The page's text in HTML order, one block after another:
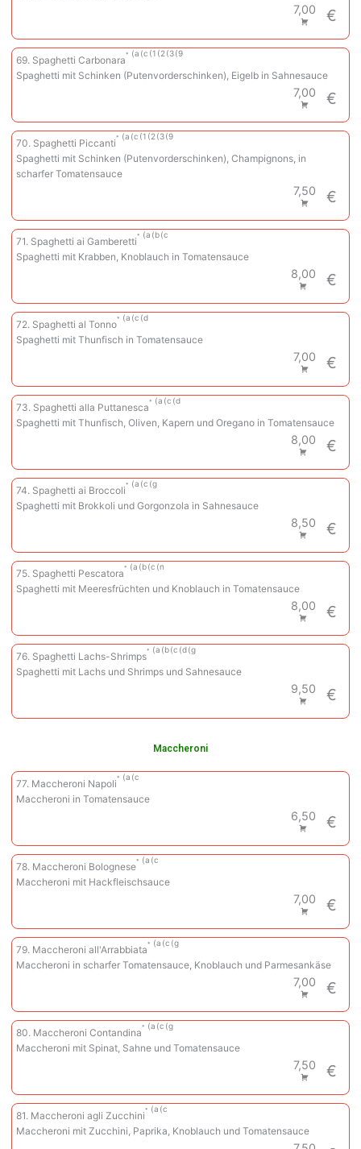
7,00 €
69. Spaghetti Carbonara
a c 1 2 3 9
Spaghetti mit Schinken (Putenvorderschinken), Eigelb in Sahnesauce
7,00 €
70. Spaghetti Piccanti
a c 1 2 3 9
Spaghetti mit Schinken (Putenvorderschinken), Champignons, in
scharfer Tomatensauce
7,50 €
71. Spaghetti ai Gamberetti
a b c
Spaghetti mit Krabben, Knoblauch in Tomatensauce
8,00 €
72. Spaghetti al Tonno
a c d
Spaghetti mit Thunfisch in Tomatensauce
7,00 €
73. Spaghetti alla Puttanesca
a c d
Spaghetti mit Thunfisch, Oliven, Kapern und Oregano in Tomatensauce
8,00 €
74. Spaghetti ai Broccoli
a c g
Spaghetti mit Brokkoli und Gorgonzola in Sahnesauce
8,50 €
75. Spaghetti Pescatora
a b c n
Spaghetti mit Meeresfrüchten und Knoblauch in Tomatensauce
8,00 €
76. Spaghetti Lachs-Shrimps
a b c d g
Spaghetti mit Lachs und Shrimps und Sahnesauce
9,50 €
Maccheroni
77. Maccheroni Napoli
a c
Maccheroni in Tomatensauce
6,50 €
78. Maccheroni Bolognese
a c
Maccheroni mit Hackfleischsauce
7,00 €
79. Maccheroni all'Arrabbiata
a c g
Maccheroni in scharfer Tomatensauce, Knoblauch und Parmesankäse
7,00 €
80. Maccheroni Contandina
a c g
Maccheroni mit Spinat, Sahne und Tomatensauce
7,50 €
81. Maccheroni agli Zucchini
a c
Maccheroni mit Zucchini, Paprika, Knoblauch und Tomatensauce